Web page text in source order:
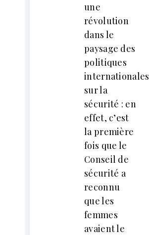
une
révolution
dans le
paysage des
politiques
internationales
sur la
sécurité : en
effet, c’est
la première
fois que le
Conseil de
sécurité a
reconnu
que les
femmes
avaient le